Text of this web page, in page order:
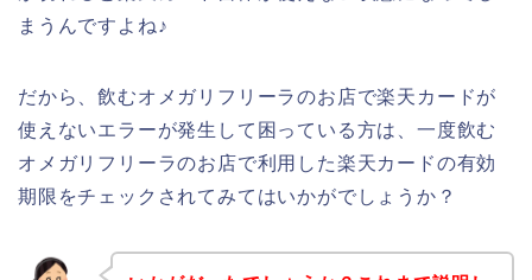
まうんですよね♪
だから、飲むオメガリフリーラのお店で楽天カードが
使えないエラーが発生して困っている方は、一度飲む
オメガリフリーラのお店で利用した楽天カードの有効
期限をチェックされてみてはいかがでしょうか？